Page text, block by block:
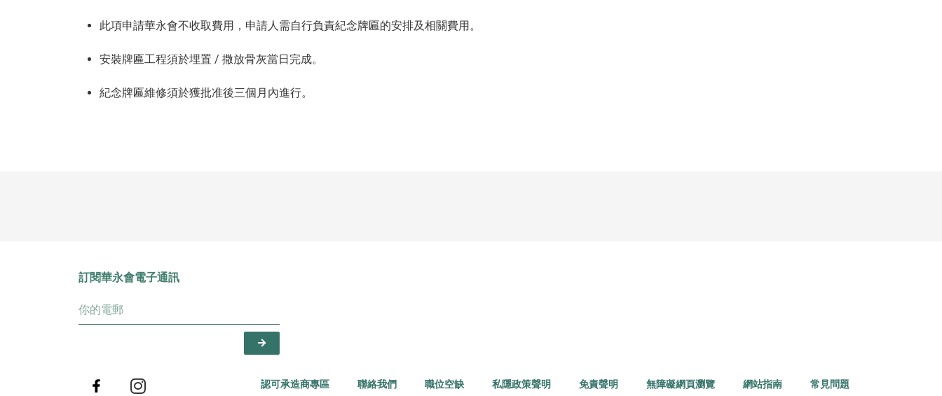
此項申請華永會不收取費用，申請人需自行負責紀念牌匾的安排及相關費用。
安裝牌匾工程須於埋置 / 撒放骨灰當日完成。
紀念牌匾維修須於獲批准後三個月內進行。
訂閱華永會電子通訊
認可承造商專區 聯絡我們 職位空缺 私隱政策聲明 免責聲明 無障礙網頁瀏覽 網站指南 常見問題